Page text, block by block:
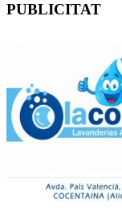
PUBLICITAT